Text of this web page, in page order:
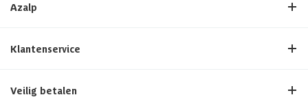
Azalp
Klantenservice
Veilig betalen